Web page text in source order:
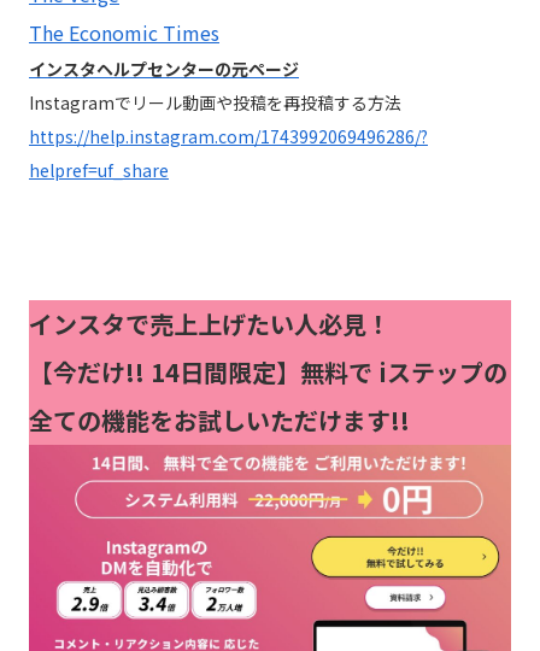
The Economic Times
インスタヘルプセンターの元ページ
Instagramでリール動画や投稿を再投稿する方法
https://help.instagram.com/1743992069496286/?
helpref=uf_share
インスタで売上上げたい人必見！
【今だけ!! 14日間限定】無料で iステップの
全ての機能をお試しいただけます!!